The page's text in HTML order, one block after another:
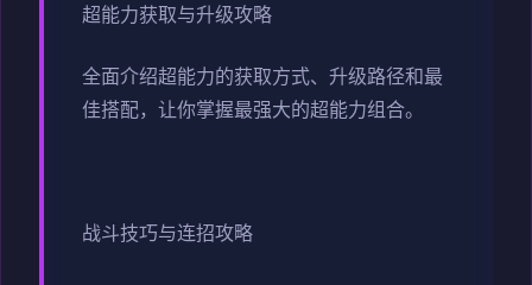
超能力获取与升级攻略
全面介绍超能力的获取方式、升级路径和最
佳搭配，让你掌握最强大的超能力组合。
战斗技巧与连招攻略